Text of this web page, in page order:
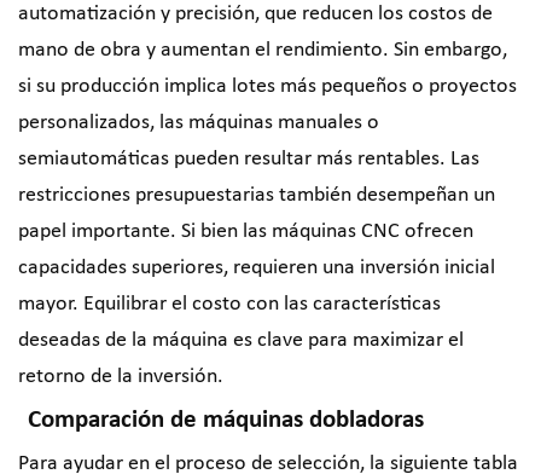
automatización y precisión, que reducen los costos de
mano de obra y aumentan el rendimiento. Sin embargo,
si su producción implica lotes más pequeños o proyectos
personalizados, las máquinas manuales o
semiautomáticas pueden resultar más rentables. Las
restricciones presupuestarias también desempeñan un
papel importante. Si bien las máquinas CNC ofrecen
capacidades superiores, requieren una inversión inicial
mayor. Equilibrar el costo con las características
deseadas de la máquina es clave para maximizar el
retorno de la inversión.
Comparación de máquinas dobladoras
Para ayudar en el proceso de selección, la siguiente tabla